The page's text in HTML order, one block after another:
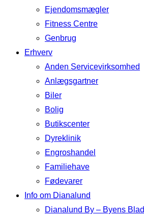
Ejendomsmægler
Fitness Centre
Genbrug
Erhverv
Anden Servicevirksomhed
Anlægsgartner
Biler
Bolig
Butikscenter
Dyreklinik
Engroshandel
Familiehave
Fødevarer
Info om Dianalund
Dianalund By – Byens Blad